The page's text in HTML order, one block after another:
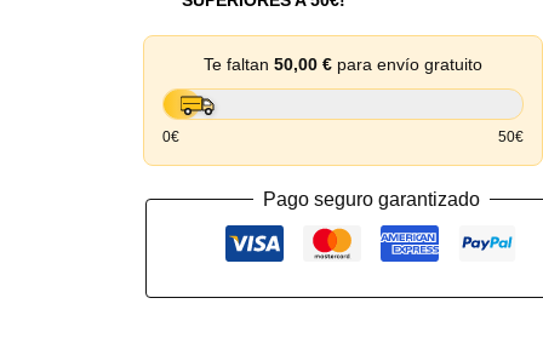
Te faltan 50,00 € para envío gratuito
0€ 50€
Pago seguro garantizado